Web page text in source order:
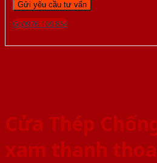
Gọi 0976.169.864
Cửa Thép
xam thanh